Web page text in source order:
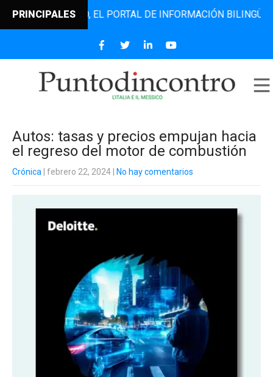
PRINCIPALESEL PORTAL DE INFORMACIÓN BILINGÜE
Autos: tasas y precios empujan hacia
el regreso del motor de combustión
Crónica | febrero 22, 2024 No hay comentarios